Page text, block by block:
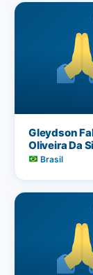
Gleydson
Oliveira Da
Brasil